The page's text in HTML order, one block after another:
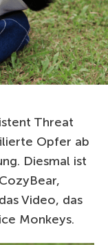
Threat
Opfer ab
Diesmal ist
Video, das
Monkeys.